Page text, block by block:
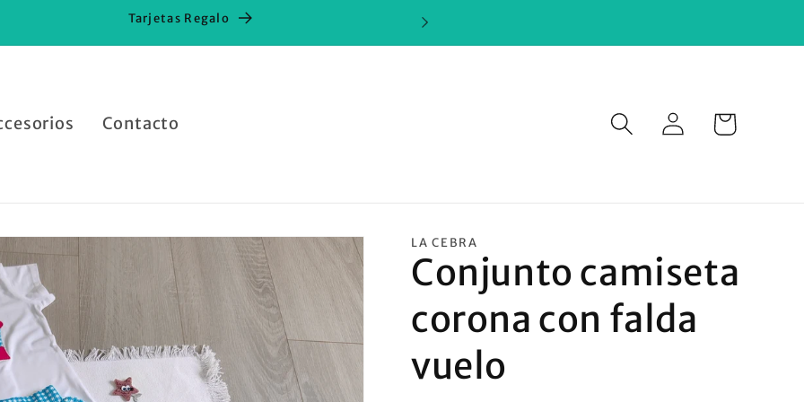
Tarjetas Regalo
Contacto
Iniciar
sesión
Carrito
LA CEBRA
Conjunto camiseta
corona con falda
vuelo